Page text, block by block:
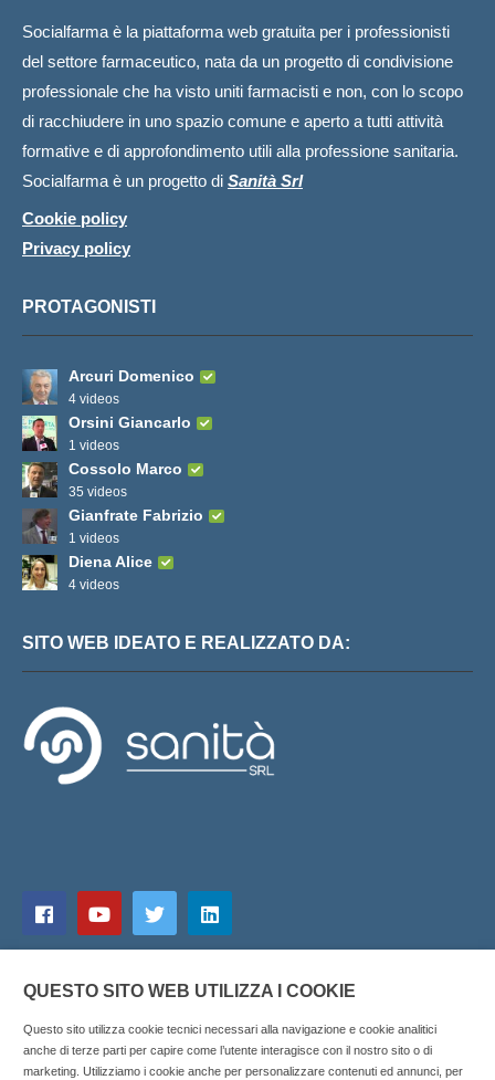
Socialfarma è la piattaforma web gratuita per i professionisti
del settore farmaceutico, nata da un progetto di condivisione
professionale che ha visto uniti farmacisti e non, con lo scopo
di racchiudere in uno spazio comune e aperto a tutti attività
formative e di approfondimento utili alla professione sanitaria.
Socialfarma è un progetto di Sanità Srl
Cookie policy
Privacy policy
PROTAGONISTI
Arcuri Domenico
4 videos
Orsini Giancarlo
1 videos
Cossolo Marco
35 videos
Gianfrate Fabrizio
1 videos
Diena Alice
4 videos
SITO WEB IDEATO E REALIZZATO DA:
QUESTO SITO WEB UTILIZZA I COOKIE
Questo sito utilizza cookie tecnici necessari alla navigazione e cookie analitici
anche di terze parti per capire come l’utente interagisce con il nostro sito o di
marketing. Utilizziamo i cookie anche per personalizzare contenuti ed annunci, per